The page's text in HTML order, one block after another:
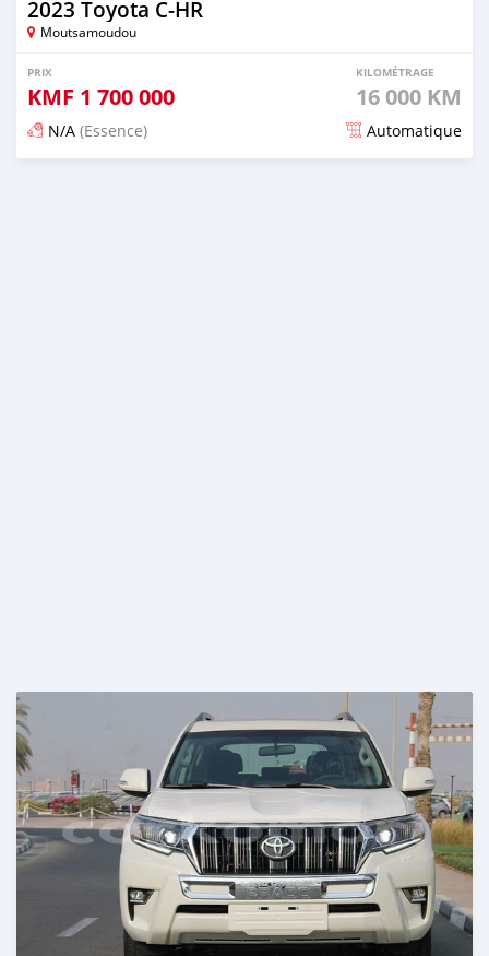
2023 Toyota C-HR
Moutsamoudou
PRIX
KMF 1 700 000
KILOMÉTRAGE
16 000 KM
N/A (Essence) Automatique